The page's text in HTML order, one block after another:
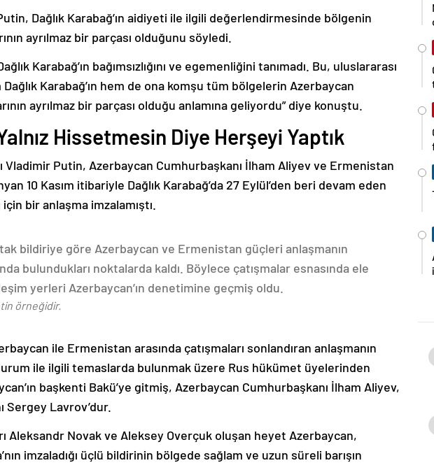
Dağlık Karabağ’ın aidiyeti ile ilgili değerlendirmesinde bölgenin
ayrılmaz bir parçası olduğunu söyledi.
Karabağ’ın bağımsızlığını ve egemenliğini tanımadı. Bu, uluslararası
Dağlık Karabağ’ın hem de ona komşu tüm bölgelerin Azerbaycan
ayrılmaz bir parçası olduğu anlamına geliyordu” diye konuştu.
Hissetmesin Diye Herşeyi Yaptık
Vladimir Putin, Azerbaycan Cumhurbaşkanı İlham Aliyev ve Ermenistan
10 Kasım itibariyle Dağlık Karabağ’da 27 Eylül’den beri devam eden
için bir anlaşma imzalamıştı.
bildiriye göre Azerbaycan ve Ermenistan güçleri anlaşmanın
bulundukları noktalarda kaldı. Böylece çatışmalar esnasında ele
yerleri Azerbaycan’ın denetimine geçmiş oldu.
örneğidir.
ile Ermenistan arasında çatışmaları sonlandıran anlaşmanın
ile ilgili temaslarda bulunmak üzere Rus hükümet üyelerinden
başkenti Bakü’ye gitmiş, Azerbaycan Cumhurbaşkanı İlham Aliyev,
Sergey Lavrov’dur.
Aleksandr Novak ve Aleksey Overçuk oluşan heyet Azerbaycan,
imzaladığı üçlü bildirinin bölgede sağlam ve uzun süreli barışın